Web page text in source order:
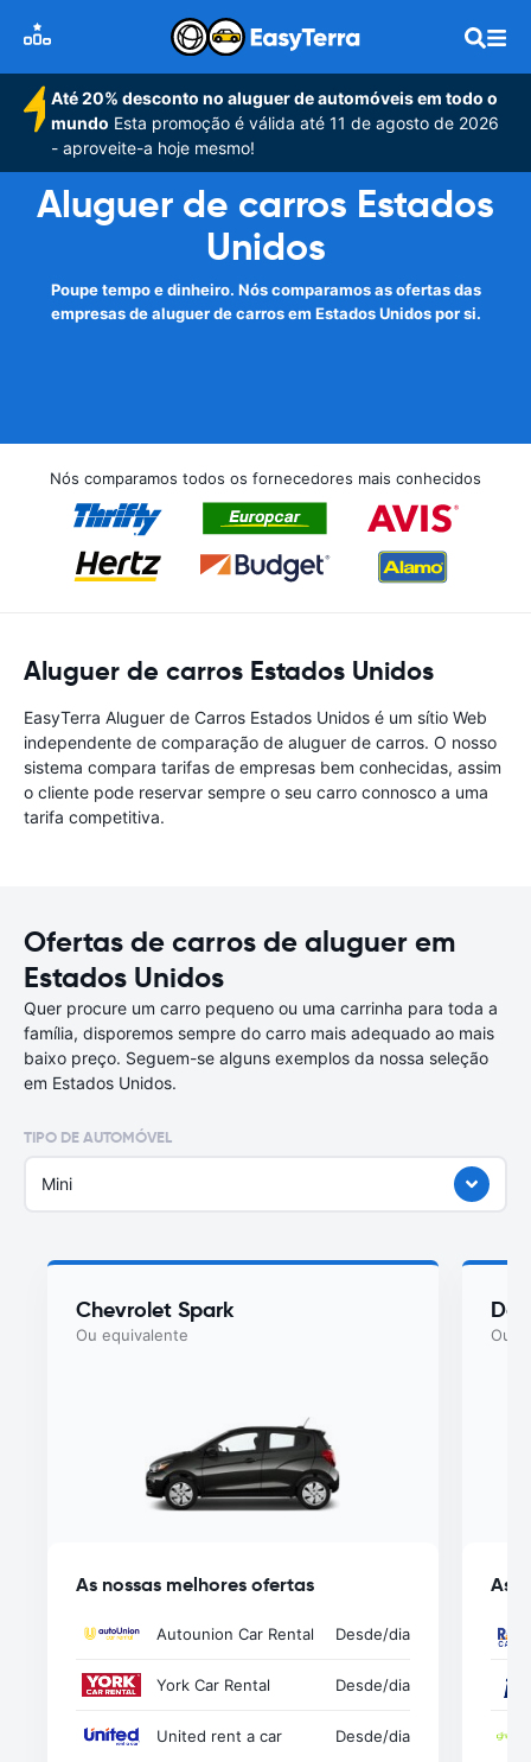
Até 20% desconto no aluguer de automóveis em todo o
mundo Esta promoção é válida até 11 de agosto de 2026
- aproveite-a hoje mesmo!
Aluguer de carros Estados
Unidos
Poupe tempo e dinheiro. Nós comparamos as ofertas das
empresas de aluguer de carros em Estados Unidos por si.
Nós comparamos todos os fornecedores mais conhecidos
Aluguer de carros Estados Unidos
EasyTerra Aluguer de Carros Estados Unidos é um sítio Web
independente de comparação de aluguer de carros. O nosso
sistema compara tarifas de empresas bem conhecidas, assim
o cliente pode reservar sempre o seu carro connosco a uma
tarifa competitiva.
Ofertas de carros de aluguer em
Estados Unidos
Quer procure um carro pequeno ou uma carrinha para toda a
família, disporemos sempre do carro mais adequado ao mais
baixo preço. Seguem-se alguns exemplos da nossa seleção
em Estados Unidos.
TIPO DE AUTOMÓVEL
Mini
Chevrolet Spark
Ou equivalente
As nossas melhores ofertas
Autounion Car Rental Desde/dia
York Car Rental Desde/dia
United rent a car Desde/dia
Ou
As